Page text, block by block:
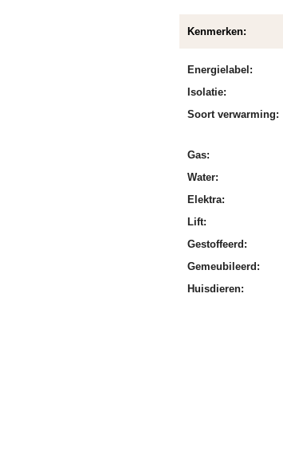
Kenmerken:
Energielabel:
Isolatie:
Soort verwarming:
Gas:
Water:
Elektra:
Lift:
Gestoffeerd:
Gemeubileerd:
Huisdieren: